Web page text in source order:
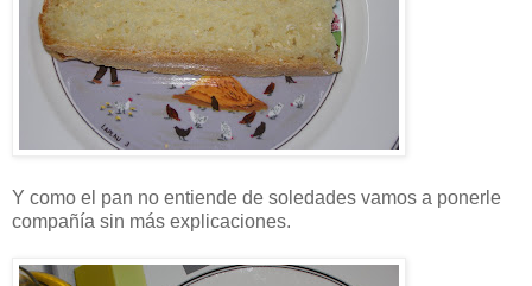
Y como el pan no entiende de soledades vamos a ponerle
compañía sin más explicaciones.